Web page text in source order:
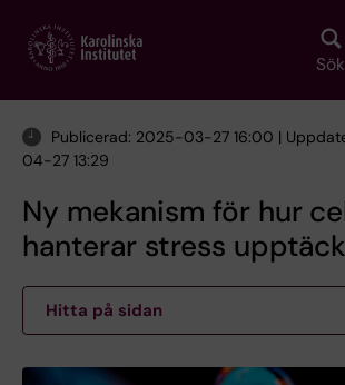
main
Sök
Publicerad: 2025-03-27 16:00 |
04-27 13:29
Ny mekanism för hur
hanterar stress
Hitta på sidan